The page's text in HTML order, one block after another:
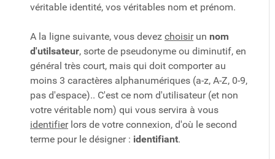
véritable identité, vos véritables nom et prénom.
A la ligne suivante, vous devez choisirun nom
d'utilsateur, sorte de pseudonyme ou diminutif, en
général très court, mais qui doit comporter au
moins 3 caractères alphanumériques (a-z, A-Z, 0-9,
pas d'espace).. C'est ce nom d'utilisateur (et non
votre véritable nom) qui vous servira à vous
identifierlors de votre connexion, d'où le second
terme pour le désigner : identifiant.